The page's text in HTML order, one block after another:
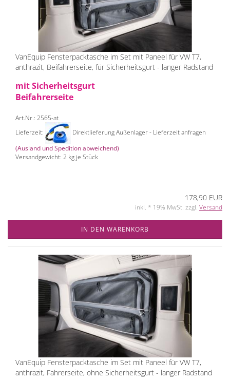
VanEquip Fensterpacktasche im Set mit Paneel für VW T7,
anthrazit, Beifahrerseite, für Sicherheitsgurt - langer Radstand
mit Sicherheitsgurt
Beifahrerseite
Art.Nr.: 2565-at
Lieferzeit:
Direktlieferung Außenlager - Lieferzeit anfragen
(Ausland und Spedition abweichend)
Versandgewicht: 2 kg je Stück
178,90 EUR
inkl. * 19% MwSt. zzgl. Versand
IN DEN WARENKORB
VanEquip Fensterpacktasche im Set mit Paneel für VW T7,
anthrazit, Fahrerseite, ohne Sicherheitsgurt - langer Radstand